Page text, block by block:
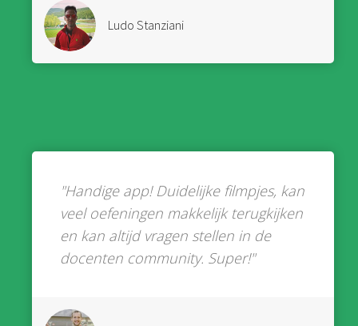
Ludo Stanziani
"Handige app! Duidelijke filmpjes, kan
veel oefeningen makkelijk terugkijken
en kan altijd vragen stellen in de
docenten community. Super!"